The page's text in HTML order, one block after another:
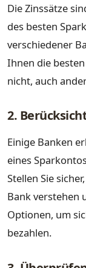
Die Zinssätze
des besten
verschiedener
Ihnen die
nicht, auch
2.
Einige Banken
eines
Stellen Sie
Bank verstehen
Optionen, um
bezahlen.